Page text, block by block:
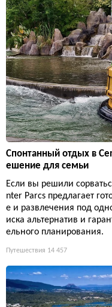
Спонтанный отдых в
ешение для семьи
Если вы решили
nter Parcs предлагает
е и развлечения под
иска альтернатив и
ельного планирования.
Путешествия 14 457